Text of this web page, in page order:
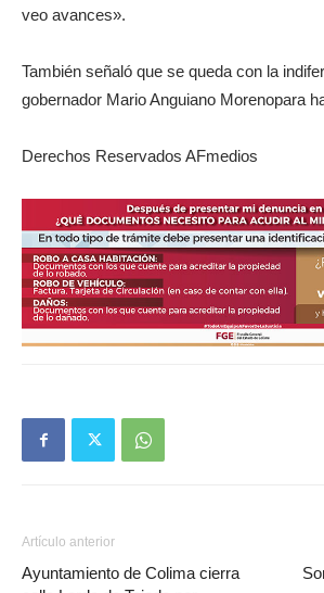
veo avances».
También señaló que se queda con la
gobernador Mario Anguiano Morenopara
Derechos Reservados AFmedios
Artículo anterior
Ayuntamiento de Colima cierra